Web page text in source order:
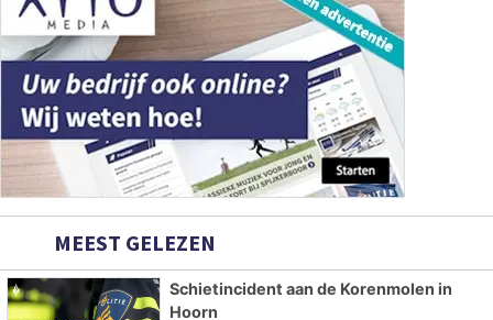
MEEST GELEZEN
Schietincident aan de Korenmolen in
Hoorn